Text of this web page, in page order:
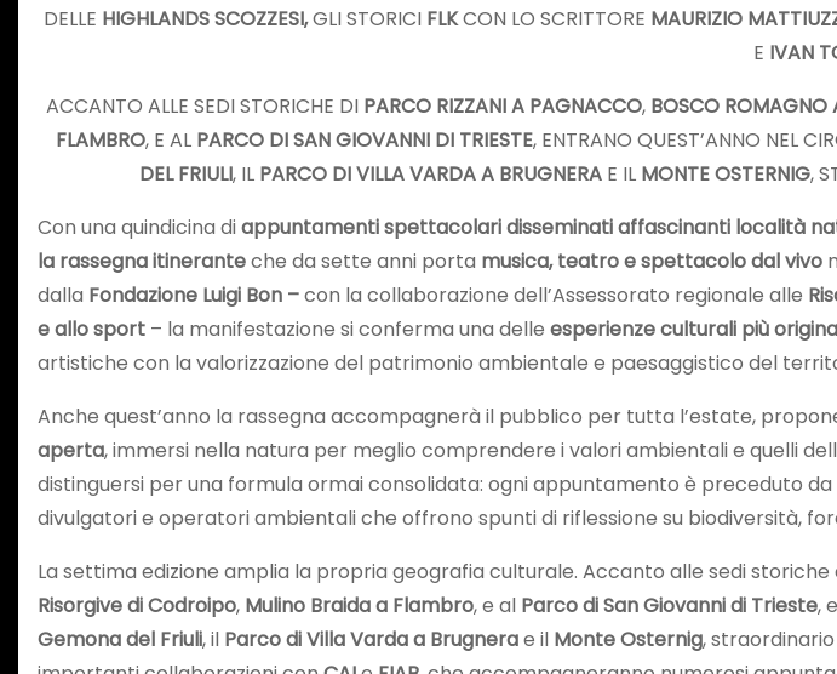
DELLE HIGHLANDS SCOZZESI,GLI STORICI FLKCON LO SCRITTORE MAURIZIO
E IVAN
ACCANTO ALLE SEDI STORICHE DI PARCO RIZZANI A PAGNACCO, BOSCO ROMAGNO
FLAMBRO, E AL PARCO DI SAN GIOVANNI DI TRIESTE, ENTRANO QUEST’ANNO NEL
DEL FRIULI, IL PARCO DI VILLA VARDA A BRUGNERA E IL MONTE OSTERNIG,
Con una quindicina diappuntamentispettacolari disseminati affascinanti località
la rassegna itineranteche da sette anni porta musica, teatro e spettacolo dal vivo
dalla Fondazione Luigi Bon –con la collaborazione dell’Assessorato regionale alle
e allo sport – la manifestazione si conferma una delle esperienze culturali più
artistiche con la valorizzazione del patrimonio ambientale e paesaggistico del
Anche quest’anno la rassegna accompagnerà il pubblico per tutta l’estate,
aperta, immersi nella natura per meglio comprendere i valori ambientali e quelli
distinguersi per una formula ormai consolidata: ogni appuntamento è preceduto da
divulgatori e operatori ambientali che offrono spunti di riflessione su biodiversità,
La settima edizione amplia la propria geografia culturale. Accanto alle sedi storiche
Risorgive di Codroipo, Mulino Braida a Flambro, e al Parco di San Giovanni di Trieste,
Gemona del Friuli, il Parco di Villa Varda a Brugnerae il Monte Osternig,